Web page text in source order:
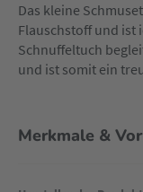
Das kleine
Flauschstoff und ist
Schnuffeltuch
und ist somit ein
Merkmale &